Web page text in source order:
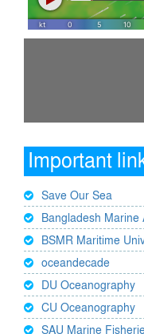
Important
Save Our Sea
Bangladesh Marine
BSMR Maritime
oceandecade
DU Oceanography
CU Oceanography
SAU Marine